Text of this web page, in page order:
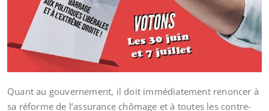
Quant au gouvernement, il doit immédiatement renoncer à
sa réforme de l’assurance chômage et à toutes les contre-